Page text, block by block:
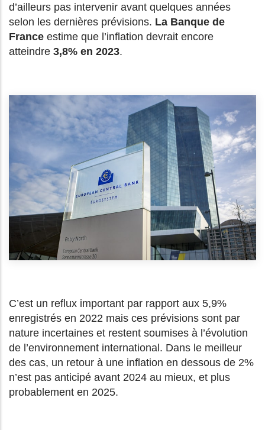
d’ailleurs pas intervenir avant quelques années
selon les dernières prévisions. La Banque de
France estime que l’inflation devrait encore
atteindre 3,8% en 2023.
C’est un reflux important par rapport aux 5,9%
enregistrés en 2022 mais ces prévisions sont par
nature incertaines et restent soumises à l’évolution
de l’environnement international. Dans le meilleur
des cas, un retour à une inflation en dessous de 2%
n’est pas anticipé avant 2024 au mieux, et plus
probablement en 2025.